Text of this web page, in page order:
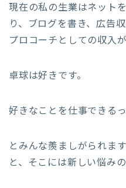
現在の私の生業はネット
り、ブログを書き、広告
プロコーチとしての収入が
卓球は好きです。
好きなことを仕事できる
とみんな羨ましがられま
と、そこには新しい悩み